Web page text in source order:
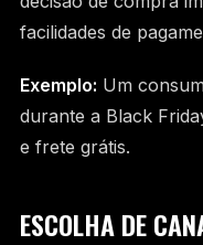
facilidades de
Exemplo: Um
durante a Black
e frete grátis.
ESCOLHA DE